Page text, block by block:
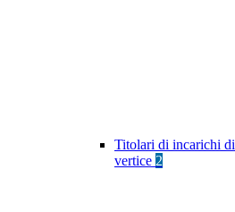
Titolari di incarichi
vertice 2